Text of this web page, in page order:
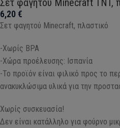
Σετ φαγητού Minecraft TNT,
6,20€
Σετ φαγητού Minecraft, πλαστικό
-Χωρίς BPA
-Χώρα προέλευσης: Ισπανία
-Το προϊόν είναι φιλικό προς το
ανακυκλώσιμα υλικά για την
Χωρίς συσκευασία!
Δεν είναι κατάλληλο για φούρνο